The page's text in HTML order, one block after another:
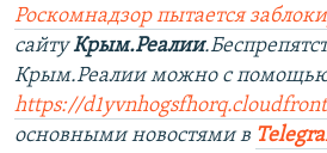
Роскомнадзор пытается
сайтуКрым.Реалии
Крым.Реалии можно с
https://
основными новостями в